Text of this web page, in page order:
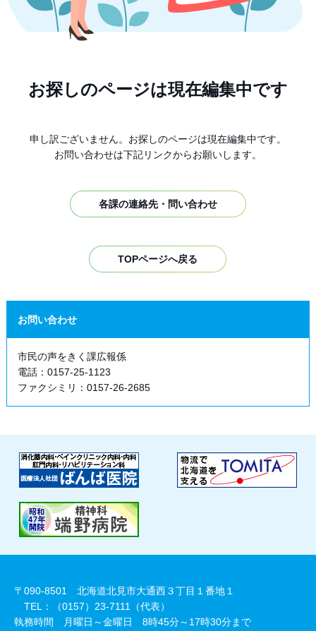
お探しのページは現在編集中です
申し訳ございません。お探しのページは現在編集中です。
お問い合わせは下記リンクからお願いします。
各課の連絡先・問い合わせ
TOPページへ戻る
お問い合わせ
市民の声をきく課広報係
電話：0157-25-1123
ファクシミリ：0157-26-2685
〒090-8501 北海道北見市大通西３丁目１番地１
TEL：（0157）23-7111（代表）
執務時間 月曜日～金曜日 8時45分～17時30分まで